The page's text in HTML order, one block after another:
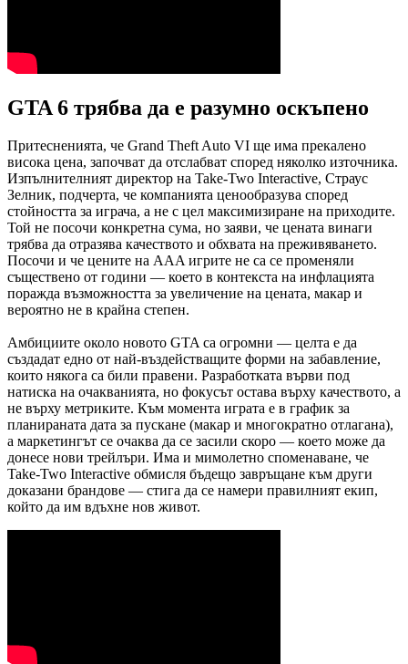
GTA 6 трябва да е разумно оскъпено
Притесненията, че Grand Theft Auto VI ще има прекалено
висока цена, започват да отслабват според няколко източника.
Изпълнителният директор на Take-Two Interactive, Страус
Зелник, подчерта, че компанията ценообразува според
стойността за играча, а не с цел максимизиране на приходите.
Той не посочи конкретна сума, но заяви, че цената винаги
трябва да отразява качеството и обхвата на преживяването.
Посочи и че цените на AAA игрите не са се променяли
съществено от години — което в контекста на инфлацията
поражда възможността за увеличение на цената, макар и
вероятно не в крайна степен.
Амбициите около новото GTA са огромни — целта е да
създадат едно от най-въздействащите форми на забавление,
които някога са били правени. Разработката върви под
натиска на очакванията, но фокусът остава върху качеството, а
не върху метриките. Към момента играта е в график за
планираната дата за пускане (макар и многократно отлагана),
а маркетингът се очаква да се засили скоро — което може да
донесе нови трейлъри. Има и мимолетно споменаване, че
Take-Two Interactive обмисля бъдещо завръщане към други
доказани брандове — стига да се намери правилният екип,
който да им вдъхне нов живот.